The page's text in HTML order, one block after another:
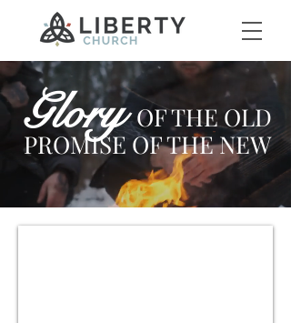
Glory OF THE OLD
PROMISE OF THE NEW